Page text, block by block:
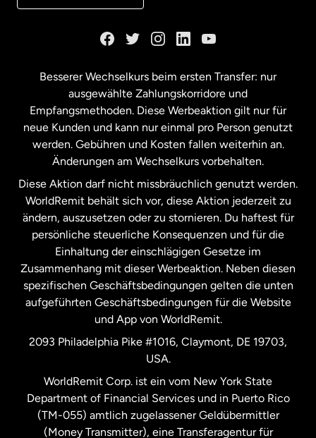
Malaysia
Neuseeland
Niederlande
Schweden
Spanien
Vereinigte Staaten English
Vereinigte Staaten
Vereinigtes Königreich
Besserer Wechselkurs beim ersten Transfer: nur
ausgewählte Zahlungskorridore und
Empfangsmethoden. Diese Werbeaktion gilt nur für
neue Kunden und kann nur einmal pro Person genutzt
werden. Gebühren und Kosten fallen weiterhin an.
Änderungen am Wechselkurs vorbehalten.
Diese Aktion darf nicht missbräuchlich genutzt werden.
WorldRemit behält sich vor, diese Aktion jederzeit zu
ändern, auszusetzen oder zu stornieren. Du haftest für
persönliche steuerliche Konsequenzen und für die
Einhaltung der einschlägigen Gesetze im
Zusammenhang mit dieser Werbeaktion. Neben diesen
spezifischen Geschäftsbedingungen gelten die unten
aufgeführten Geschäftsbedingungen für die Website
und App von WorldRemit.
2093 Philadelphia Pike #1016, Claymont, DE 19703,
USA.
WorldRemit Corp. ist ein vom New York State
Department of Financial Services und in Puerto Rico
(TM-055) amtlich zugelassener Geldübermittler
(Money Transmitter), eine Transferagentur für